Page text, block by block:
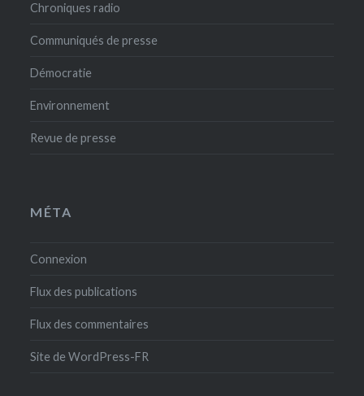
Chroniques radio
Communiqués de presse
Démocratie
Environnement
Revue de presse
MÉTA
Connexion
Flux des publications
Flux des commentaires
Site de WordPress-FR